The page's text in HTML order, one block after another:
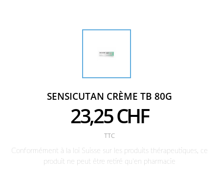
SENSICUTAN CRÈME TB 80G
23,25 CHF
TTC
Conformément à la loi Suisse sur les produits thérapeutiques, ce
produit ne peut être retiré qu'en pharmacie